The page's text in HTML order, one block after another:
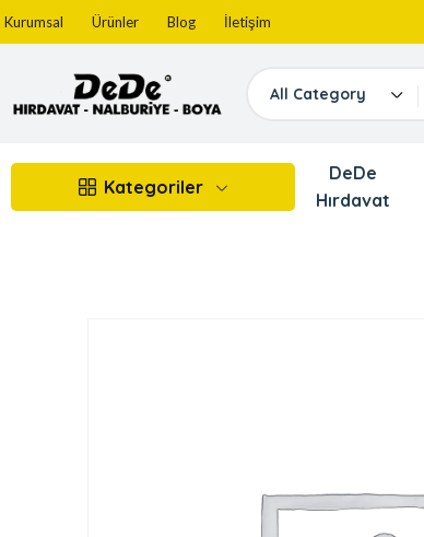
Kurumsal Ürünler Blog İletişim
All Category
Kategoriler
DeDe
Hırdavat